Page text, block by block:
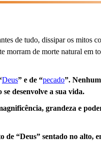
de tudo, dissipar os mitos
morram de morte natural em
Deus” e de “pecado”.
desenvolve a sua vida.
grandeza e
“Deus” sentado no alto,